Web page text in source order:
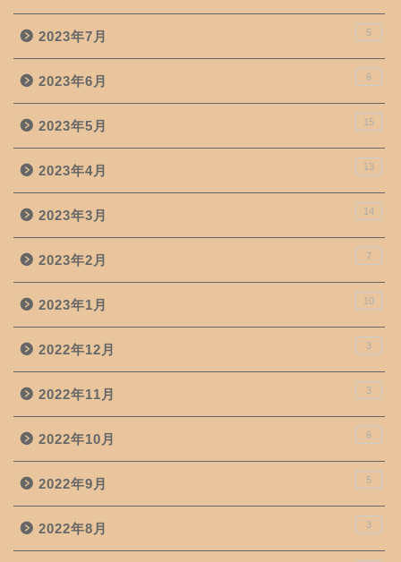
2023年7月 5
2023年6月 6
2023年5月 15
2023年4月 13
2023年3月 14
2023年2月 7
2023年1月 10
2022年12月 3
2022年11月 3
2022年10月 6
2022年9月 5
2022年8月 3